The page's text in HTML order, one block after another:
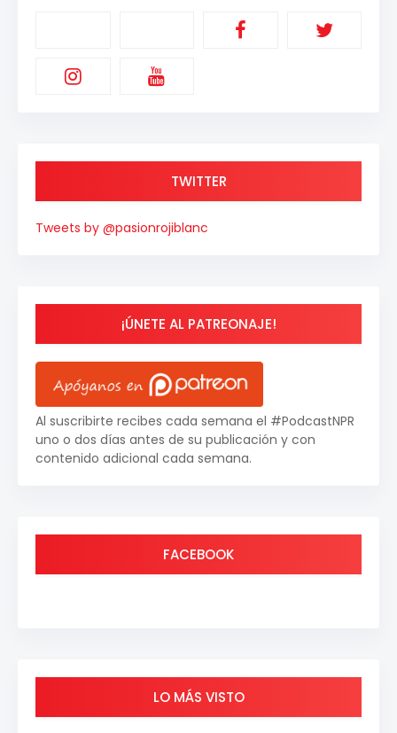
TWITTER
Tweets by @pasionrojiblanc
¡ÚNETE AL PATREONAJE!
Al suscribirte recibes cada semana el #PodcastNPR
uno o dos días antes de su publicación y con
contenido adicional cada semana.
FACEBOOK
LO MÁS VISTO